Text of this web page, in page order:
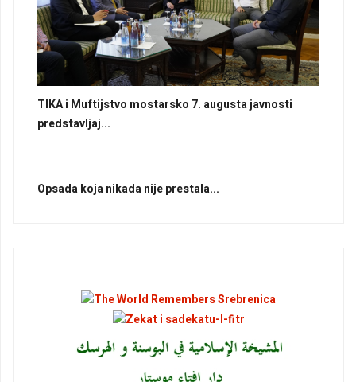
TIKA i Muftijstvo mostarsko 7. augusta javnosti
predstavljaj...
Opsada koja nikada nije prestala...